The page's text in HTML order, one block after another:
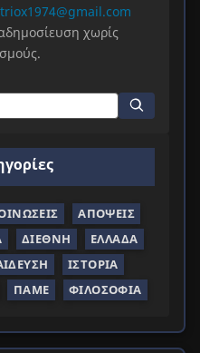
χωρίς
ΑΠΌΨΕΙΣ
ΔΙΕΘΝΉ
ΕΛΛΆΔΑ
ΙΣΤΟΡΊΑ
ΠΑΜΕ ΦΙΛΟΣΟΦΊΑ